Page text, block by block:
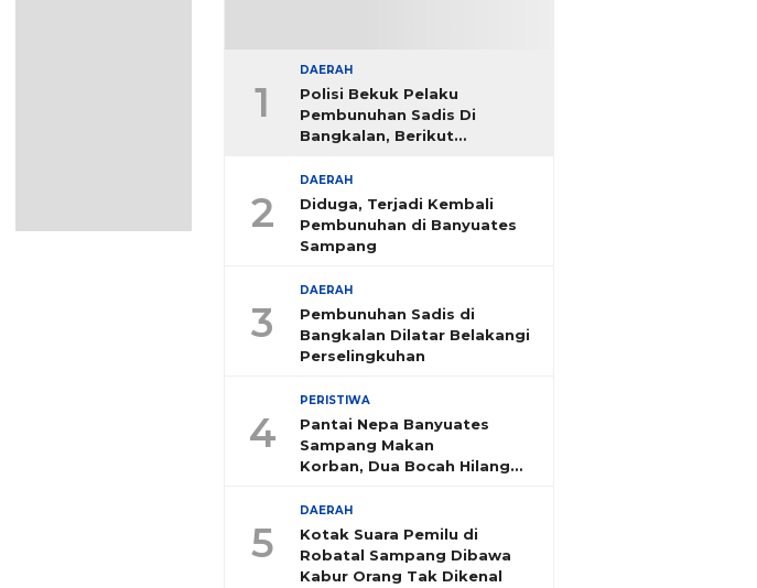
1
DAERAH
Polisi Bekuk Pelaku
Pembunuhan Sadis Di
Bangkalan, Berikut
2
DAERAH
Diduga, Terjadi Kembali
Pembunuhan di Banyuates
Sampang
3
DAERAH
Pembunuhan Sadis di
Bangkalan Dilatar Belakangi
Perselingkuhan
4
PERISTIWA
Pantai Nepa Banyuates
Sampang Makan
Korban, Dua Bocah Hilang
5
DAERAH
Kotak Suara Pemilu di
Robatal Sampang Dibawa
Kabur Orang Tak Dikenal